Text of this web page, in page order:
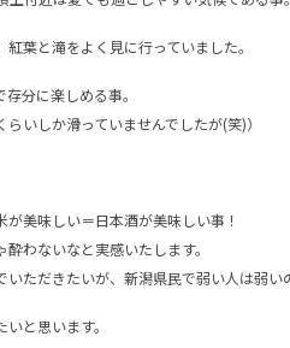
葉と滝をよく見に行っていました。
分に楽しめる事。
らいしか滑っていませんでしたが(笑)）
美味しい＝日本酒が美味しい事！
わないなと実感いたします。
いただきたいが、新潟県民で弱い人は弱い
と思います。